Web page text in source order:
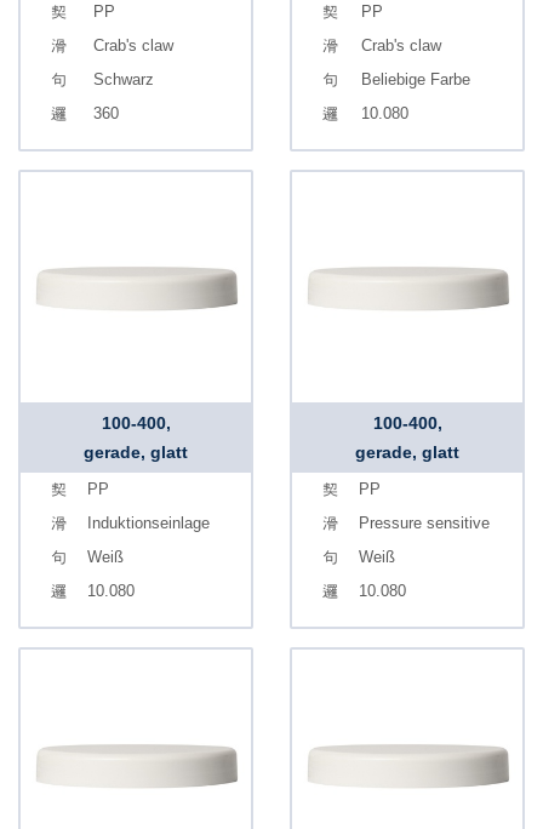
PP
Crab's claw
Schwarz
360
PP
Crab's claw
Beliebige Farbe
10.080
100-400,
gerade, glatt
PP
Induktionseinlage
Weiß
10.080
100-400,
gerade, glatt
PP
Pressure sensitive
Weiß
10.080